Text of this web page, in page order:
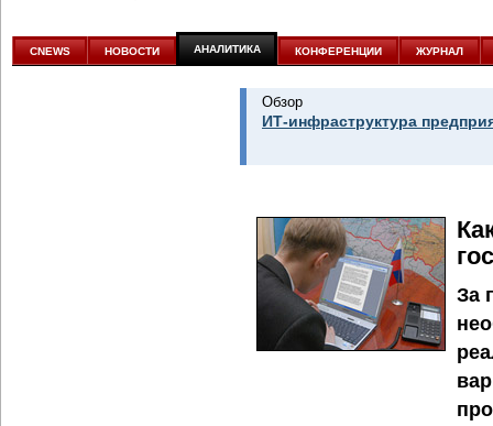
аналитике
CNEWS НОВОСТИ АНАЛИТИКА КОНФЕРЕНЦИИ ЖУРНАЛ
Обзор
ИТ-инфраструктура
За